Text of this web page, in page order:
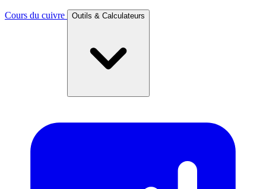
Cours du cuivre Outils & Calculateurs